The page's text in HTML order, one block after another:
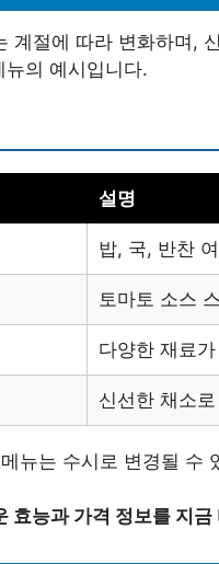
계절에 따라 변화하며,
뉴의 예시입니다.
설명
밥, 국, 반찬
토마토 소스
다양한 재료
신선한 채소
뉴는 수시로 변경될 수
효능과 가격 정보를 지